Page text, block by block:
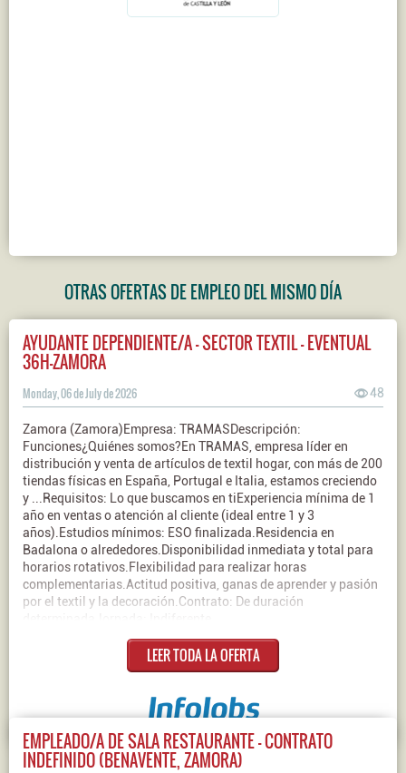
OTRAS OFERTAS DE EMPLEO DEL MISMO DÍA
AYUDANTE DEPENDIENTE/A - SECTOR TEXTIL - EVENTUAL
36H-ZAMORA
Monday, 06 de July de 2026 48
Zamora (Zamora)Empresa: TRAMASDescripción:
Funciones¿Quiénes somos?En TRAMAS, empresa líder en
distribución y venta de artículos de textil hogar, con más de 200
tiendas físicas en España, Portugal e Italia, estamos creciendo
y ...Requisitos: Lo que buscamos en tiExperiencia mínima de 1
año en ventas o atención al cliente (ideal entre 1 y 3
años).Estudios mínimos: ESO finalizada.Residencia en
Badalona o alrededores.Disponibilidad inmediata y total para
horarios rotativos.Flexibilidad para realizar horas
complementarias.Actitud positiva, ganas de aprender y pasión
por el textil y la decoración.Contrato: De duración
LEER TODA LA OFERTA
EMPLEADO/A DE SALA RESTAURANTE - CONTRATO
INDEFINIDO (BENAVENTE, ZAMORA)